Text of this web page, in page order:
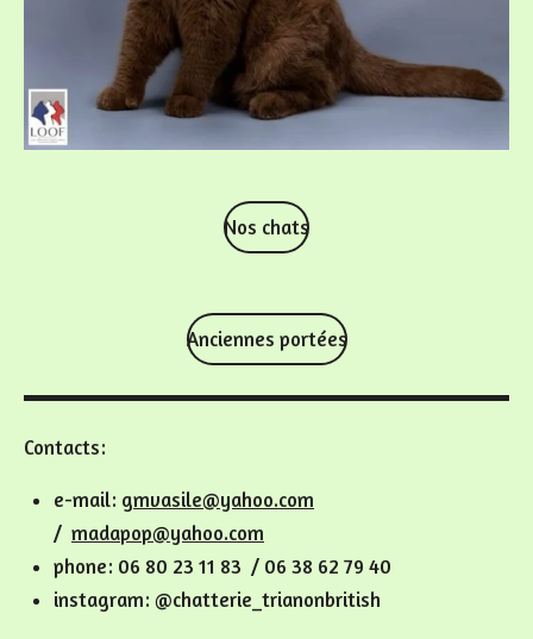
Nos chats
Anciennes portées
Contacts:
e-mail: gmvasile@yahoo.com
/ madapop@yahoo.com
phone: 06 80 23 11 83 / 06 38 62 79 40
instagram: @chatterie_trianonbritish